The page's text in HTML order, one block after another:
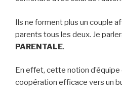
Ils ne forment plus un couple
parents tous les deux. Je
PARENTALE.
En effet, cette notion
coopération efficace vers un